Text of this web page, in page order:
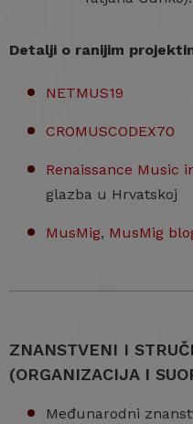
Detalji o ranijim
NETMUS19
CROMUSCODEX70
Renaissance Music
glazba u Hrvatskoj
MusMig, MusMig
ZNANSTVENI I
(ORGANIZACIJA I
Međunarodni